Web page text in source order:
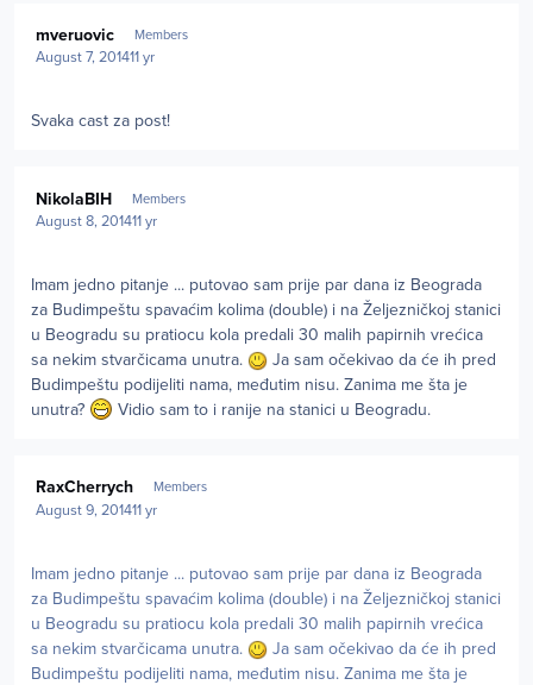
mveruovic Members
August 7, 201411 yr
Svaka cast za post!
NikolaBIH Members
August 8, 201411 yr
Imam jedno pitanje ... putovao sam prije par dana iz Beograda
za Budimpeštu spavaćim kolima (double) i na Željezničkoj stanici
u Beogradu su pratiocu kola predali 30 malih papirnih vrećica
sa nekim stvarčicama unutra.
Ja sam očekivao da će ih pred
Budimpeštu podijeliti nama, međutim nisu. Zanima me šta je
unutra?
Vidio sam to i ranije na stanici u Beogradu.
RaxCherrych Members
August 9, 201411 yr
Imam jedno pitanje ... putovao sam prije par dana iz Beograda
za Budimpeštu spavaćim kolima (double) i na Željezničkoj stanici
u Beogradu su pratiocu kola predali 30 malih papirnih vrećica
sa nekim stvarčicama unutra.
Ja sam očekivao da će ih pred
Budimpeštu podijeliti nama, međutim nisu. Zanima me šta je